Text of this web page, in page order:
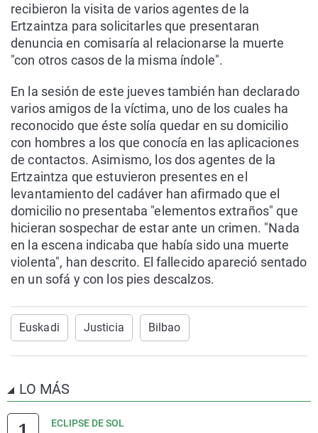
recibieron la visita de varios agentes de la
Ertzaintza para solicitarles que presentaran
denuncia en comisaría al relacionarse la muerte
"con otros casos de la misma índole".
En la sesión de este jueves también han declarado
varios amigos de la víctima, uno de los cuales ha
reconocido que éste solía quedar en su domicilio
con hombres a los que conocía en las aplicaciones
de contactos. Asimismo, los dos agentes de la
Ertzaintza que estuvieron presentes en el
levantamiento del cadáver han afirmado que el
domicilio no presentaba "elementos extraños" que
hicieran sospechar de estar ante un crimen. "Nada
en la escena indicaba que había sido una muerte
violenta", han descrito. El fallecido apareció sentado
en un sofá y con los pies descalzos.
Euskadi Justicia Bilbao
LO MÁS
ECLIPSE DE SOL